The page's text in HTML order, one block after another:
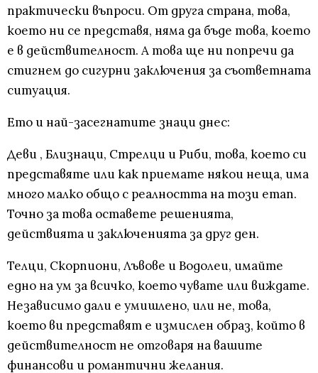
практически въпроси. От друга страна, това,
което ни се представя, няма да бъде това, което
е в действителност. А това ще ни попречи да
стигнем до сигурни заключения за съответната
ситуация.
Ето и най-засегнатите знаци днес:
Деви , Близнаци, Стрелци и Риби, това, което си
представяте или как приемате някои неща, има
много малко общо с реалността на този етап.
Точно за това оставете решенията,
действията и заключенията за друг ден.
Телци, Скорпиони, Лъвове и Водолеи, имайте
едно на ум за всичко, което чувате или виждате.
Независимо дали е умишлено, или не, това,
което ви представят е измислен образ, който в
действителност не отговаря на вашите
финансови и романтични желания.